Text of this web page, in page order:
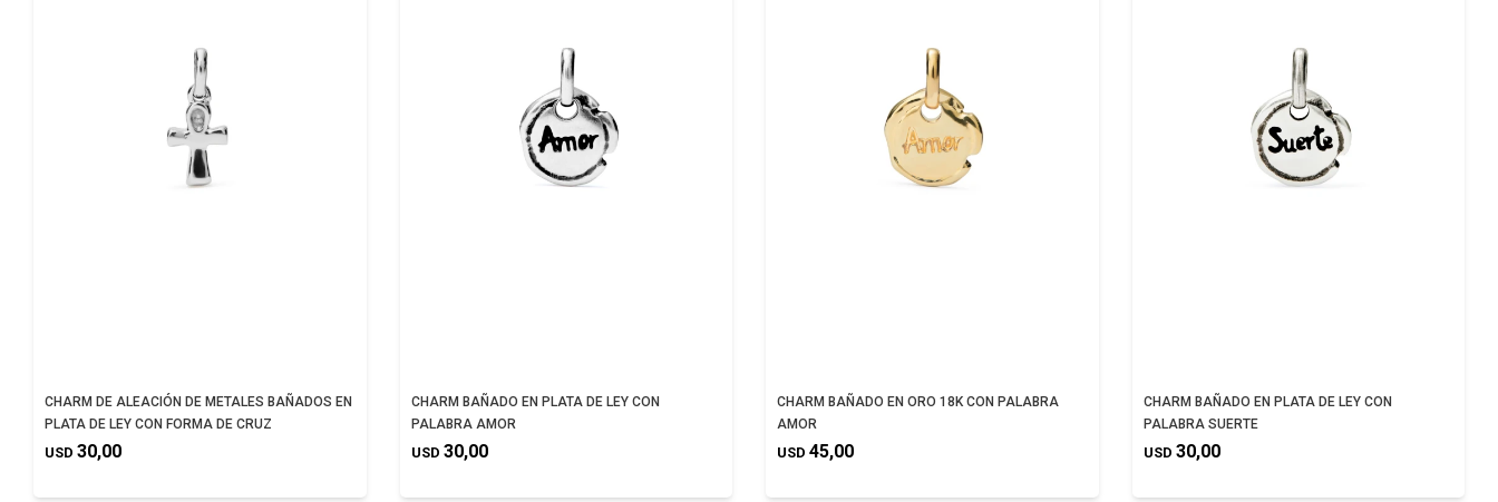
CHARM DE ALEACIÓN DE METALES BAÑADOS EN
PLATA DE LEY CON FORMA DE CRUZ
USD 30,00
CHARM BAÑADO EN PLATA DE LEY CON
PALABRA AMOR
USD 30,00
CHARM BAÑADO EN ORO 18K CON PALABRA
AMOR
USD 45,00
CHARM BAÑADO EN PLATA DE LEY CON
PALABRA SUERTE
USD 30,00